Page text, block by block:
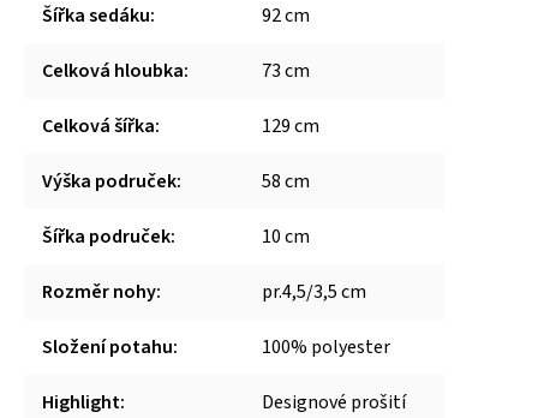
Šířka sedáku: 92 cm
Celková hloubka: 73 cm
Celková šířka: 129 cm
Výška područek: 58 cm
Šířka područek: 10 cm
Rozměr nohy: pr.4,5/3,5 cm
Složení potahu: 100% polyester
Highlight: Designové prošití